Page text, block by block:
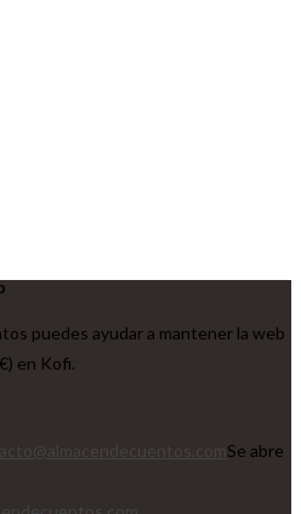
puedes ayudar a mantener la web
en Kofi.
Se abre